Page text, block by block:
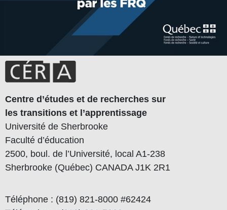
Centre d’études et de recherches sur
les transitions et l’apprentissage
Université de Sherbrooke
Faculté d’éducation
2500, boul. de l’Université, local A1-238
Sherbrooke (Québec) CANADA J1K 2R1
Téléphone : (819) 821-8000 #62424